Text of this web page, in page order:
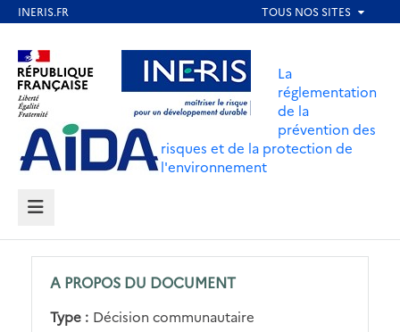
contenu
principal
Aller au contenu Aller au menu
Aller au pied de page
La
réglementation
de la
prévention des
risques et de la protection de
l'environnement
MENU
A PROPOS DU DOCUMENT
Type : Décision communautaire